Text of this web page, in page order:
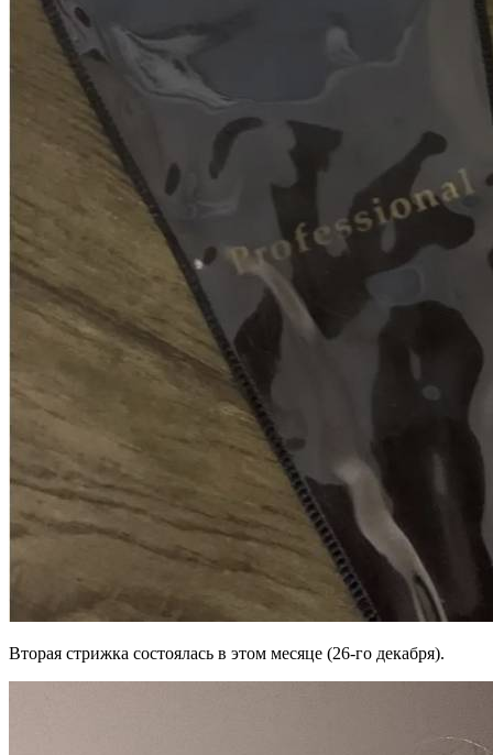
Вторая стрижка состоялась в этом месяце (26-го декабря).